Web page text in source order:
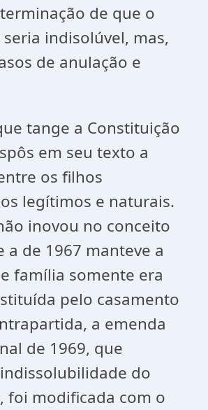
de que o
indisolúvel, mas,
de anulação e
a Constituição
em seu texto a
os filhos
legítimos e naturais.
inovou no conceito
a de 1967 manteve a
família somente era
pelo casamento
a emenda
de 1969, que
do
foi modificada com o